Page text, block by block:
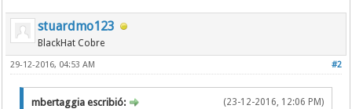
stuardmo123
BlackHat Cobre
#2
29-12-2016, 04:53 AM
(23-12-2016, 12:06 PM)
mbertaggia escribió: